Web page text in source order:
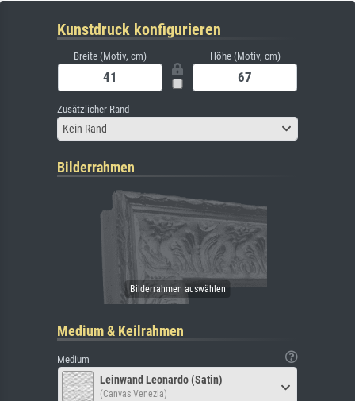
Kunstdruck konfigurieren
Breite (Motiv, cm) Höhe (Motiv, cm)
Zusätzlicher Rand
Kein Rand
Bilderrahmen
Medium & Keilrahmen
Medium
Leinwand Leonardo (Satin)
(Canvas Venezia)